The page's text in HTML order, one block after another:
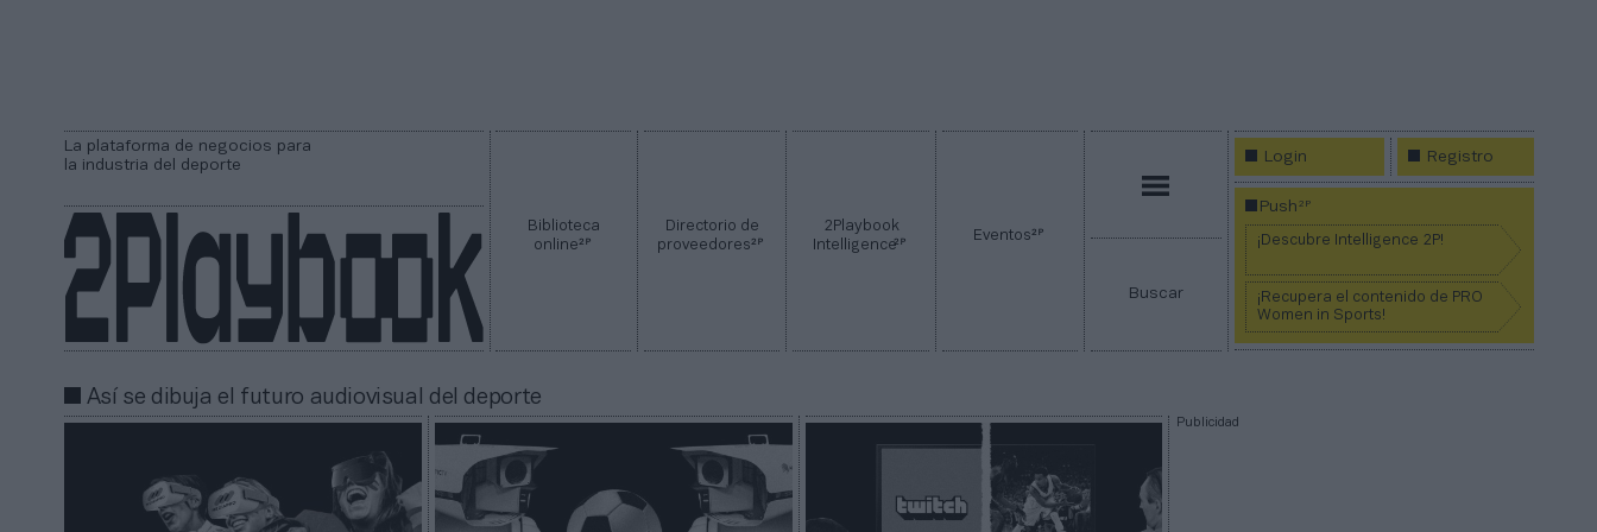
La plataforma de negocios para
la industria del deporte
Biblioteca
online2P
Directorio de
proveedores2P
2Playbook
Intelligence2P Eventos2P
Buscar
Login Registro
Push2P
¡Descubre Intelligence 2P!
¡Recupera el contenido de PRO
Women in Sports!
Así se dibuja el futuro audiovisual del deporte
Publicidad